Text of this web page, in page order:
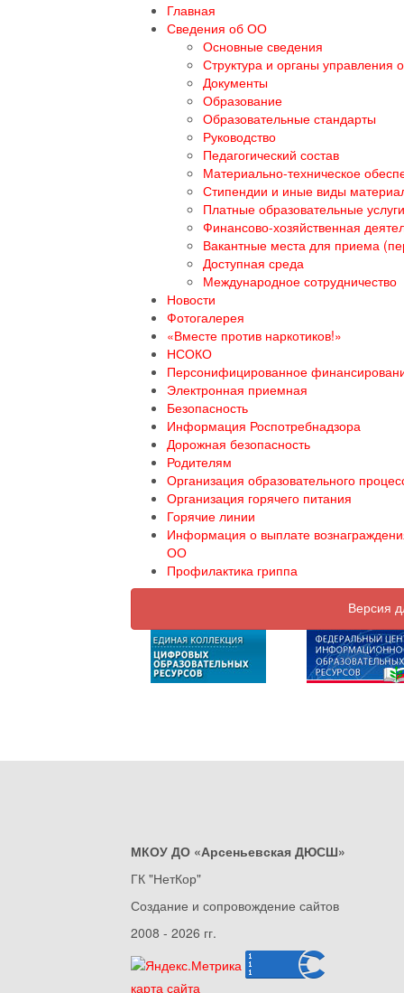
Главная
Сведения об ОО
Основные сведения
Структура и органы управления
Документы
Образование
Образовательные стандарты
Руководство
Педагогический состав
Материально-техническое
Стипендии и иные виды
Платные образовательные услуги
Финансово-хозяйственная
Вакантные места для приема
Доступная среда
Международное сотрудничество
Новости
Фотогалерея
«Вместе против наркотиков!»
НСОКО
Персонифицированное
Электронная приемная
Безопасность
Информация Роспотребнадзора
Дорожная безопасность
Родителям
Организация образовательного
Организация горячего питания
Горячие линии
Информация о выплате
ОО
Профилактика гриппа
Версия
МКОУ ДО «Арсеньевская ДЮСШ»
ГК "НетКор"
Создание и сопровождение сайтов
2008 - 2026 гг.
карта сайта